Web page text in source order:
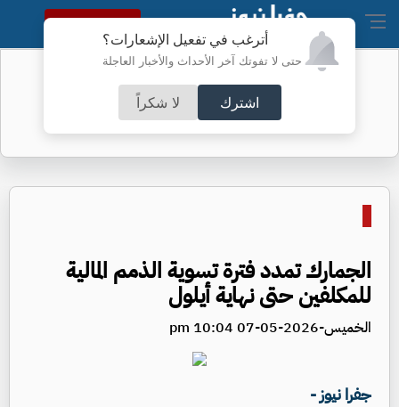
أترغب في تفعيل الإشعارات؟
حتى لا تفوتك آخر الأحداث والأخبار العاجلة
اشترك لا شكراً
النسخة الكاملة
الجمارك تمدد فترة تسوية الذمم المالية
للمكلفين حتى نهاية أيلول
الخميس-2026-05-07 10:04 pm
جفرا نيوز -